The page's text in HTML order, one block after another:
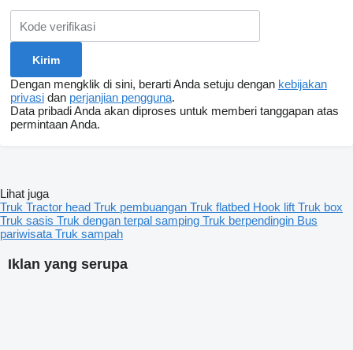
Dengan mengklik di sini, berarti Anda setuju dengan kebijakan
privasi dan perjanjian pengguna.
Data pribadi Anda akan diproses untuk memberi tanggapan atas
permintaan Anda.
Iklan yang serupa
Lihat juga
Truk Tractor head Truk pembuangan Truk flatbed Hook lift Truk box
Truk sasis Truk dengan terpal samping Truk berpendingin Bus
pariwisata Truk sampah